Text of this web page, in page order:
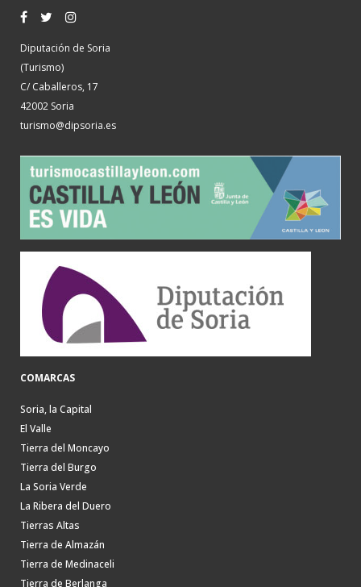
Diputación de Soria
(Turismo)
C/ Caballeros, 17
42002 Soria
turismo@dipsoria.es
COMARCAS
Soria, la Capital
El Valle
Tierra del Moncayo
Tierra del Burgo
La Soria Verde
La Ribera del Duero
Tierras Altas
Tierra de Almazán
Tierra de Medinaceli
Tierra de Berlanga